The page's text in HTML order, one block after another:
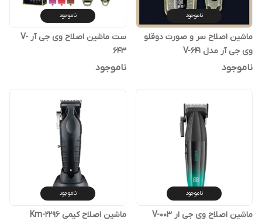
ناموجود
ماشین اصلاح سر و صورت دوقلو
وی جی آر مدل V-641
ناموجود
ناموجود
ست ماشین اصلاح وی جی آر V-
643
ناموجود
ناموجود
ماشین اصلاح وی جی ار V-003
ناموجود
ماشین اصلاح کیمی Km-2296